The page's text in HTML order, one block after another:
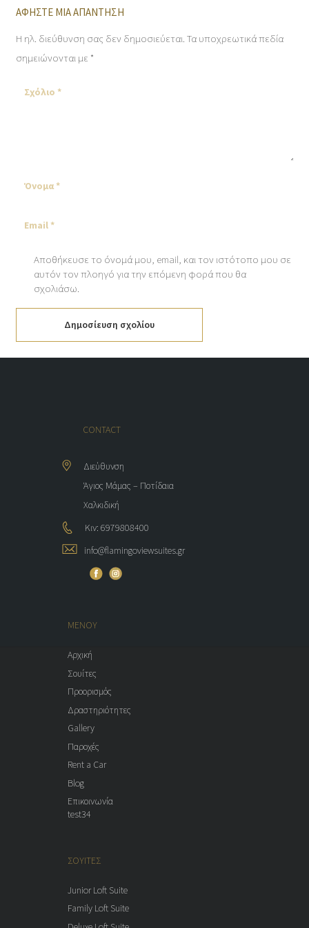
ΑΦΉΣΤΕ ΜΙΑ ΑΠΆΝΤΗΣΗ
Η ηλ. διεύθυνση σας δεν δημοσιεύεται. Τα υποχρεωτικά πεδία
σημειώνονται με *
Αποθήκευσε το όνομά μου, email, και τον ιστότοπο μου σε
αυτόν τον πλοηγό για την επόμενη φορά που θα
σχολιάσω.
Δημοσίευση σχολίου
CONTACT
Διεύθυνση
Άγιος Μάμας – Ποτίδαια
Χαλκιδική
Κιν: 6979808400
info@flamingoviewsuites.gr
ΜΕΝΟΥ
Αρχική
Σουίτες
Προορισμός
Δραστηριότητες
Gallery
Παροχές
Rent a Car
Blog
Επικοινωνία
test34
ΣΟΥΙΤΕΣ
Junior Loft Suite
Family Loft Suite